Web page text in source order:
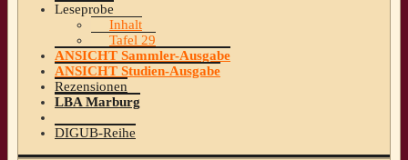
Leseprobe
Inhalt
Tafel 29
ANSICHT Sammler-Ausgabe
ANSICHT Studien-Ausgabe
Rezensionen
LBA Marburg
DIGUB-Reihe